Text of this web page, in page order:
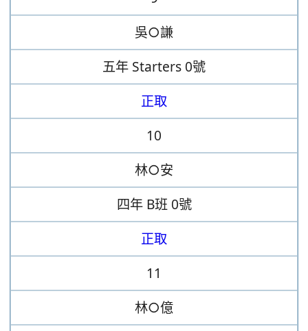
吳○謙
五年 Starters 0號
正取
10
林○安
四年 B班 0號
正取
11
林○億